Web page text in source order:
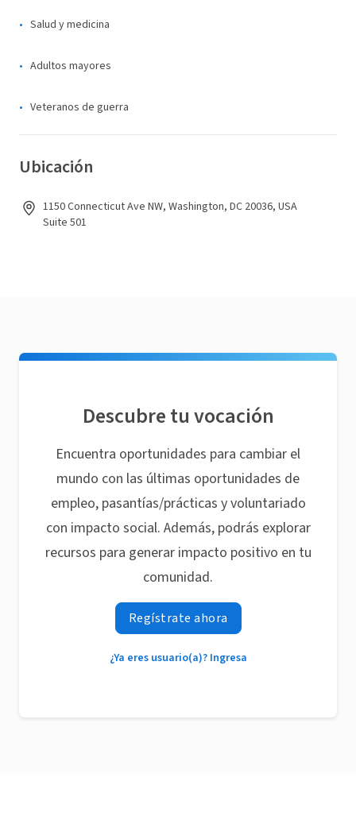
Salud y medicina
Adultos mayores
Veteranos de guerra
Ubicación
1150 Connecticut Ave NW, Washington, DC 20036, USA
Suite 501
Descubre tu vocación
Encuentra oportunidades para cambiar el
mundo con las últimas oportunidades de
empleo, pasantías/prácticas y voluntariado
con impacto social. Además, podrás explorar
recursos para generar impacto positivo en tu
comunidad.
Regístrate ahora
¿Ya eres usuario(a)? Ingresa